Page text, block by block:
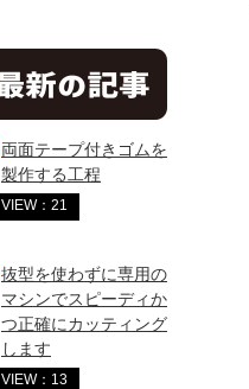
両面テープ付きゴムを
製作する工程
VIEW：21
抜型を使わずに専用の
マシンでスピーディか
つ正確にカッティング
します
VIEW：13